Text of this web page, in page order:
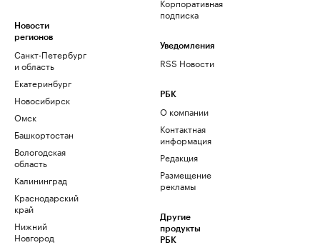
Новости
регионов
Санкт-Петербург
и область
Екатеринбург
Новосибирск
Омск
Башкортостан
Вологодская
область
Калининград
Краснодарский
край
Нижний
Новгород
подписка
Уведомления
RSS Новости
РБК
О компании
Контактная
информация
Редакция
Размещение
рекламы
Другие
продукты
РБК